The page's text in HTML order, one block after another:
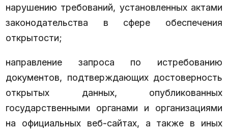
нарушению требований, установленных актами
законодательства в сфере обеспечения
открытости;
направление запроса по истребованию
документов, подтверждающих достоверность
открытых данных, опубликованных
государственными органами и организациями
на официальных веб-сайтах, а также в иных